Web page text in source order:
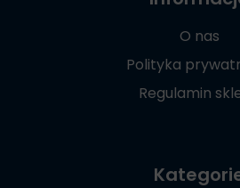
O nas
Polityka
Regulamin